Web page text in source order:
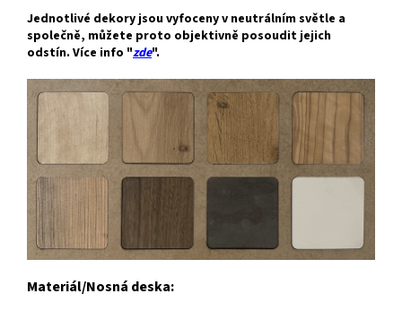
Jednotlivé dekory jsou vyfoceny v neutrálním světle a
společně, můžete proto objektivně posoudit jejich
odstín. Více info "zde".
Materiál/Nosná deska: